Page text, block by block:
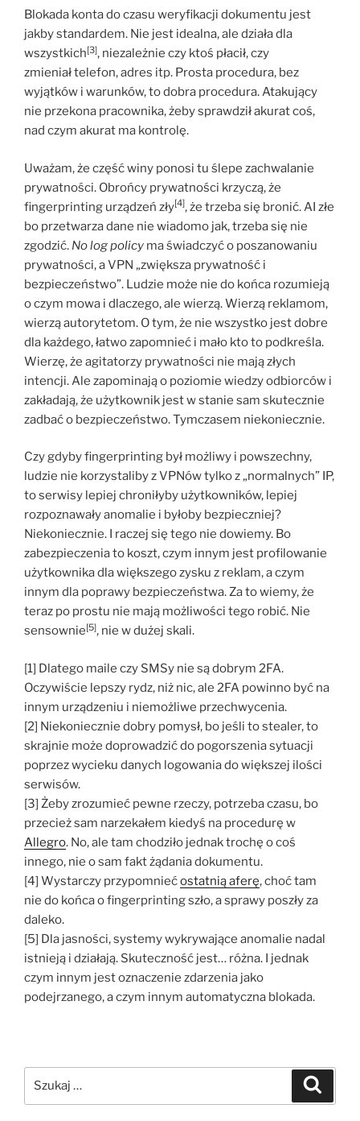
Blokada konta do czasu weryfikacji dokumentu jest
jakby standardem. Nie jest idealna, ale działa dla
wszystkich[3], niezależnie czy ktoś płacił, czy
zmieniał telefon, adres itp. Prosta procedura, bez
wyjątków i warunków, to dobra procedura. Atakujący
nie przekona pracownika, żeby sprawdził akurat coś,
nad czym akurat ma kontrolę.
Uważam, że część winy ponosi tu ślepe zachwalanie
prywatności. Obrońcy prywatności krzyczą, że
fingerprinting urządzeń zły[4], że trzeba się bronić. AI złe
bo przetwarza dane nie wiadomo jak, trzeba się nie
zgodzić. No log policy ma świadczyć o poszanowaniu
prywatności, a VPN „zwiększa prywatność i
bezpieczeństwo”. Ludzie może nie do końca rozumieją
o czym mowa i dlaczego, ale wierzą. Wierzą reklamom,
wierzą autorytetom. O tym, że nie wszystko jest dobre
dla każdego, łatwo zapomnieć i mało kto to podkreśla.
Wierzę, że agitatorzy prywatności nie mają złych
intencji. Ale zapominają o poziomie wiedzy odbiorców i
zakładają, że użytkownik jest w stanie sam skutecznie
zadbać o bezpieczeństwo. Tymczasem niekoniecznie.
Czy gdyby fingerprinting był możliwy i powszechny,
ludzie nie korzystaliby z VPNów tylko z „normalnych” IP,
to serwisy lepiej chroniłyby użytkowników, lepiej
rozpoznawały anomalie i byłoby bezpieczniej?
Niekoniecznie. I raczej się tego nie dowiemy. Bo
zabezpieczenia to koszt, czym innym jest profilowanie
użytkownika dla większego zysku z reklam, a czym
innym dla poprawy bezpieczeństwa. Za to wiemy, że
teraz po prostu nie mają możliwości tego robić. Nie
sensownie[5], nie w dużej skali.
[1] Dlatego maile czy SMSy nie są dobrym 2FA.
Oczywiście lepszy rydz, niż nic, ale 2FA powinno być na
innym urządzeniu i niemożliwe przechwycenia.
[2] Niekoniecznie dobry pomysł, bo jeśli to stealer, to
skrajnie może doprowadzić do pogorszenia sytuacji
poprzez wycieku danych logowania do większej ilości
serwisów.
[3] Żeby zrozumieć pewne rzeczy, potrzeba czasu, bo
przecież sam narzekałem kiedyś na procedurę w
Allegro. No, ale tam chodziło jednak trochę o coś
innego, nie o sam fakt żądania dokumentu.
[4] Wystarczy przypomniećostatnią aferę, choć tam
nie do końca o fingerprinting szło, a sprawy poszły za
daleko.
[5] Dla jasności, systemy wykrywające anomalie nadal
istnieją i działają. Skuteczność jest… różna. I jednak
czym innym jest oznaczenie zdarzenia jako
podejrzanego, a czym innym automatyczna blokada.